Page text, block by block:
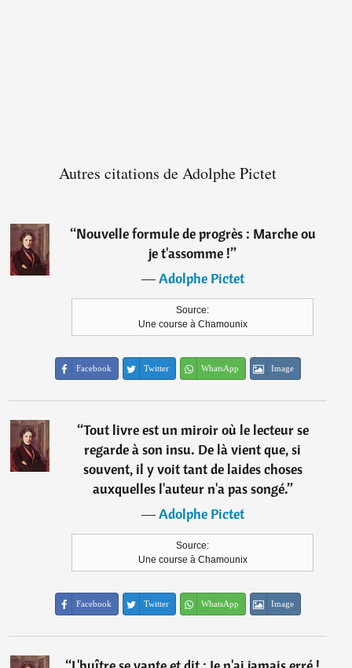
Autres citations de Adolphe Pictet
“Nouvelle formule de progrès : Marche ou
je t'assomme !”
―Adolphe Pictet
Source:
Une course à Chamounix
Facebook Twitter WhatsApp Image
“Tout livre est un miroir où le lecteur se
regarde à son insu. De là vient que, si
souvent, il y voit tant de laides choses
auxquelles l'auteur n'a pas songé.”
―Adolphe Pictet
Source:
Une course à Chamounix
Facebook Twitter WhatsApp Image